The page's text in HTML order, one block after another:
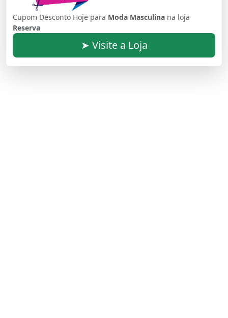
Cupom Desconto Hoje para Moda Masculina na loja
Reserva
➤ Visite a Loja